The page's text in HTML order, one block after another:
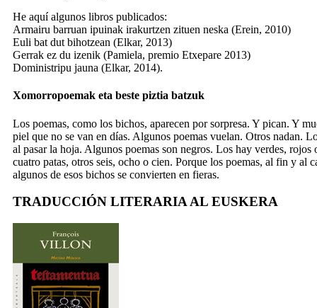
He aquí algunos libros publicados:
Armairu barruan ipuinak irakurtzen zituen neska (Erein, 2010)
Euli bat dut bihotzean (Elkar, 2013)
Gerrak ez du izenik (Pamiela, premio Etxepare 2013)
Doministripu jauna (Elkar, 2014).
Xomorropoemak eta beste piztia batzuk
Los poemas, como los bichos, aparecen por sorpresa. Y pican. Y
piel que no se van en días. Algunos poemas vuelan. Otros nadan.
al pasar la hoja. Algunos poemas son negros. Los hay verdes,
cuatro patas, otros seis, ocho o cien. Porque los poemas, al fin y al
algunos de esos bichos se convierten en fieras.
TRADUCCIÓN LITERARIA AL EUSKERA